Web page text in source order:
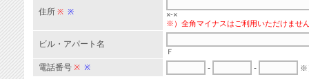
住所 ※ ※
×-×
※）全角マイナスはご利用いただけませ
ビル・アパート名
Ｆ
電話番号 ※ ※ - - ※